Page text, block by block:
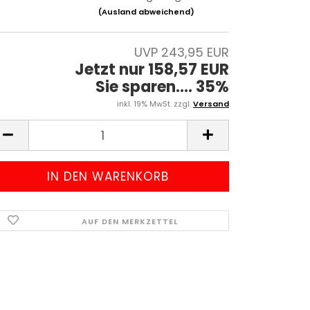
(Ausland abweichend)
UVP 243,95 EUR
Jetzt nur 158,57 EUR
Sie sparen.... 35%
inkl. 19% MwSt. zzgl.Versand
AUF DEN MERKZETTEL